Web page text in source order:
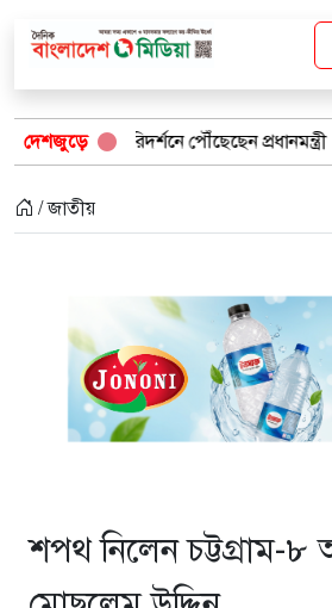
দেশজুড়ে
পরিদর্শনে পৌঁছেছেন প্রধানমন্ত্রী
/ জাতীয়
শপথ নিলেন চট্টগ্রাম-